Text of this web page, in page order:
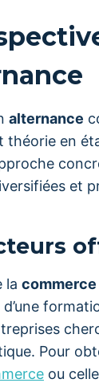
alternance
théorie en
et
la commerce
Pour
ou